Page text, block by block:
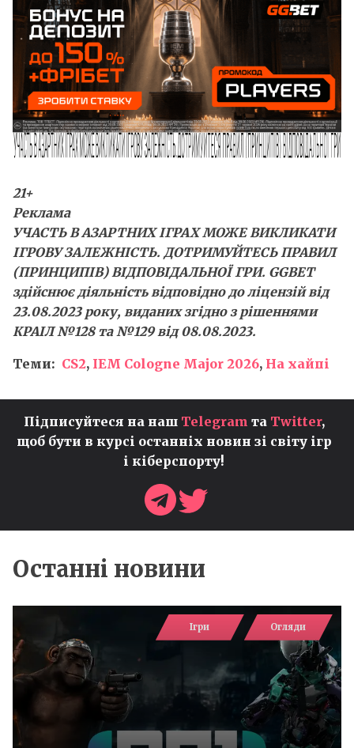
21+
Реклама
УЧАСТЬ В АЗАРТНИХ ІГРАХ МОЖЕ ВИКЛИКАТИ
ІГРОВУ ЗАЛЕЖНІСТЬ. ДОТРИМУЙТЕСЬ ПРАВИЛ
(ПРИНЦИПІВ) ВІДПОВІДАЛЬНОЇ ГРИ. GGBET
здійснює діяльність відповідно до ліцензій від
23.08.2023 року, виданих згідно з рішеннями
КРАІЛ №128 та №129 від 08.08.2023.
Теми: CS2, IEM Cologne Major 2026, На хайпі
Підписуйтеся на наш Telegram та Twitter,
щоб бути в курсі останніх новин зі світу ігр
і кіберспорту!
Останні новини
Ігри Огляди